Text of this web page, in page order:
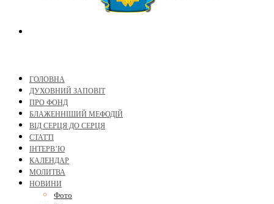
ГОЛОВНА
ДУХОВНИЙ ЗАПОВІТ
ПРО ФОНД
БЛАЖЕННІШИЙ МЕФОДІЙ
ВІД СЕРЦЯ ДО СЕРЦЯ
СТАТТІ
ІНТЕРВ’Ю
КАЛЕНДАР
МОЛИТВА
НОВИНИ
Фото